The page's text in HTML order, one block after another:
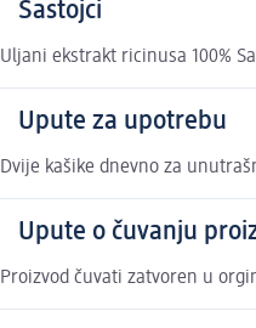
Sastojci
Uljani ekstrakt ricinusa 100%
Upute za upotrebu
Dvije kašike dnevno za
Upute o čuvanju
Proizvod čuvati zatvoren u